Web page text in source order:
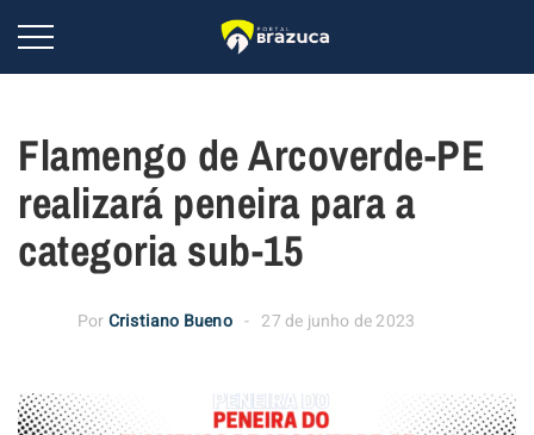
Flamengo de Arcoverde-PE
realizará peneira para a
categoria sub-15
PorCristiano Bueno 27 de junho de 2023